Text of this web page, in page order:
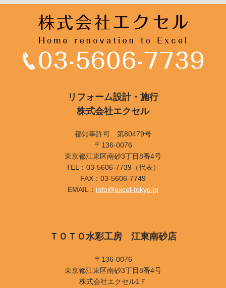
リフォーム設計・施行
株式会社エクセル
都知事許可 第80479号
〒136-0076
東京都江東区南砂3丁目8番4号
TEL：03-5606-7739（代表）
FAX：03-5606-7749
EMAIL： info@excel-tokyo.jp
ＴＯＴＯ水彩工房 江東南砂店
〒136-0076
東京都江東区南砂3丁目8番4号
株式会社エクセル1Ｆ